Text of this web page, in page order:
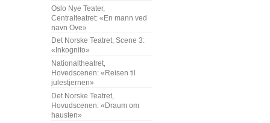
Oslo Nye Teater,
Centralteatret: «En mann ved
navn Ove»
Det Norske Teatret, Scene 3:
«Inkognito»
Nationaltheatret,
Hovedscenen: «Reisen til
julestjernen»
Det Norske Teatret,
Hovudscenen: «Draum om
hausten»